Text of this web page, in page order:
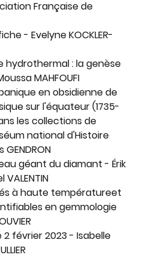
Française de
- Evelyne KOCKLER-
hydrothermal : la genèse
MAHFOUFI
en obsidienne de
sur l'équateur (1735-
les collections de
national d'Histoire
géant du diamant - Érik
VALENTIN
à haute températureet
en gemmologie
2 février 2023 - Isabelle